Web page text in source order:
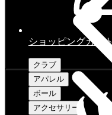
ショッピングカート
クラブ
アパレル
ボール
アクセサリー